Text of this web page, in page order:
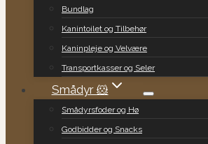
Bundlag
Kanintoilet og Tilbehør
Kaninpleje og Velvære
Transportkasser og Seler
Smådyr 🐹
Smådyrsfoder og Hø
Godbidder og Snacks